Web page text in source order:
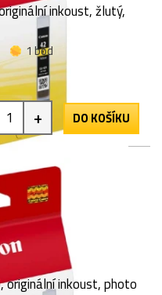
inkoust, žlutý,
1 bod
+ DO KOŠÍKU
inkoust, photo